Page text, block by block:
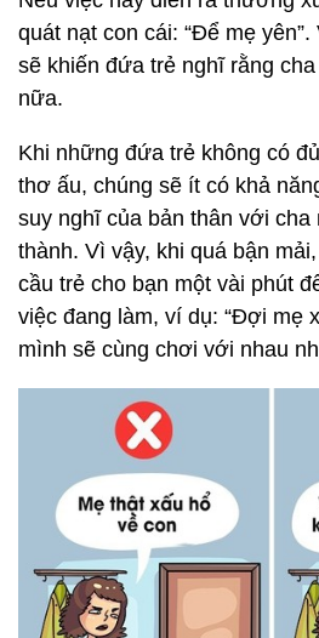
quát nạt con cái: “Để mẹ
sẽ khiến đứa trẻ nghĩ rằng
nữa.
Khi những đứa trẻ không có
thơ ấu, chúng sẽ ít có khả
suy nghĩ của bản thân với
thành. Vì vậy, khi quá bận
cầu trẻ cho bạn một vài phút
việc đang làm, ví dụ: “Đợi mẹ
mình sẽ cùng chơi với nhau